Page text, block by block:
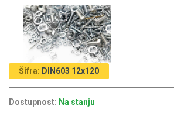
Šifra: DIN603 12x120
Dostupnost: Na stanju